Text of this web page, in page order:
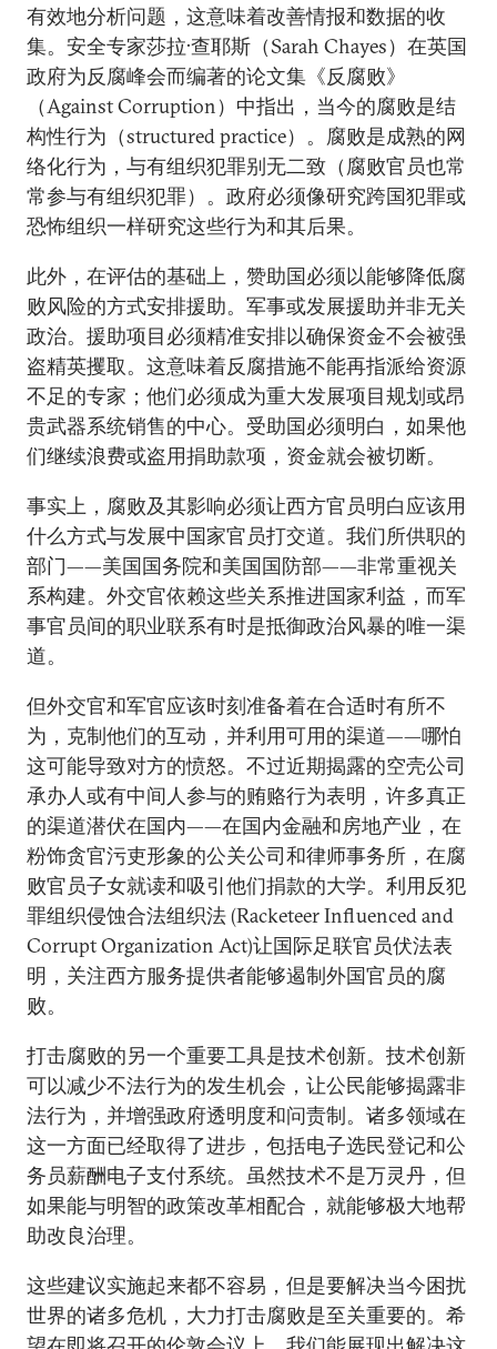
有效地分析问题，这意味着改善情报和数据的收
集。安全专家莎拉·查耶斯（Sarah Chayes）在英国
政府为反腐峰会而编著的论文集《反腐败》
（Against Corruption）中指出，当今的腐败是结
构性行为（structured practice）。腐败是成熟的网
络化行为，与有组织犯罪别无二致（腐败官员也常
常参与有组织犯罪）。政府必须像研究跨国犯罪或
恐怖组织一样研究这些行为和其后果。
此外，在评估的基础上，赞助国必须以能够降低腐
败风险的方式安排援助。军事或发展援助并非无关
政治。援助项目必须精准安排以确保资金不会被强
盗精英攫取。这意味着反腐措施不能再指派给资源
不足的专家；他们必须成为重大发展项目规划或昂
贵武器系统销售的中心。受助国必须明白，如果他
们继续浪费或盗用捐助款项，资金就会被切断。
事实上，腐败及其影响必须让西方官员明白应该用
什么方式与发展中国家官员打交道。我们所供职的
部门——美国国务院和美国国防部——非常重视关
系构建。外交官依赖这些关系推进国家利益，而军
事官员间的职业联系有时是抵御政治风暴的唯一渠
道。
但外交官和军官应该时刻准备着在合适时有所不
为，克制他们的互动，并利用可用的渠道——哪怕
这可能导致对方的愤怒。不过近期揭露的空壳公司
承办人或有中间人参与的贿赂行为表明，许多真正
的渠道潜伏在国内——在国内金融和房地产业，在
粉饰贪官污吏形象的公关公司和律师事务所，在腐
败官员子女就读和吸引他们捐款的大学。利用反犯
罪组织侵蚀合法组织法 (Racketeer Influenced and
Corrupt Organization Act)让国际足联官员伏法表
明，关注西方服务提供者能够遏制外国官员的腐
败。
打击腐败的另一个重要工具是技术创新。技术创新
可以减少不法行为的发生机会，让公民能够揭露非
法行为，并增强政府透明度和问责制。诸多领域在
这一方面已经取得了进步，包括电子选民登记和公
务员薪酬电子支付系统。虽然技术不是万灵丹，但
如果能与明智的政策改革相配合，就能够极大地帮
助改良治理。
这些建议实施起来都不容易，但是要解决当今困扰
世界的诸多危机，大力打击腐败是至关重要的。希